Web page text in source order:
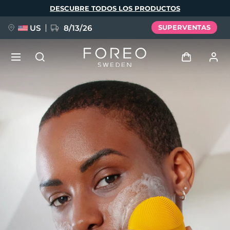
DESCUBRE TODOS LOS PRODUCTOS
US 8/13/26 SUPERVENTAS
Iniciar sesión
Perfil de usuario
Mis dispositivos
Mis pedidos
Mis direcciones
Mis suscripciones
NUEVO
FAQ™ Pure Beauty-Tech Elixir
BREAKING NEWS
issa™ Teeth Whitening Set
Idioma
English Deutsch
Español
Français
Italiano
Português
Svenska
Русский
Türkçe
简体中文 繁體中文